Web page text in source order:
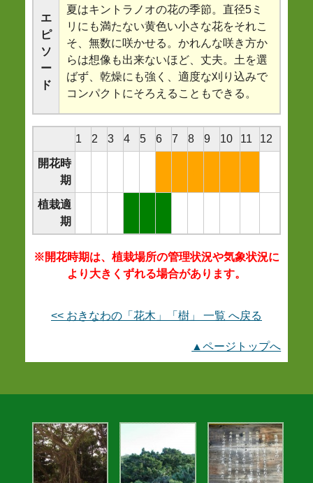
エ
ピ
ソ
ー
ド
夏はキントラノオの花の季節。直径5ミ
リにも満たない黄色い小さな花をそれこ
そ、無数に咲かせる。かれんな咲き方か
らは想像も出来ないほど、丈夫。土を選
ばず、乾燥にも強く、適度な刈り込みで
コンパクトにそろえることもできる。
1 2 3 4 5 6 7 8 9 10 11 12
開花時
期
植栽適
期
※開花時期は、植栽場所の管理状況や気象状況に
より大きくずれる場合があります。
<< おきなわの「花木」「樹」 一覧 へ戻る
▲ページトップへ